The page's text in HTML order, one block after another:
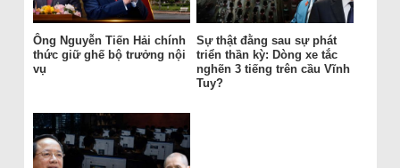
Ông Nguyễn Tiến Hải chính
thức giữ ghế bộ trưởng nội
vụ
Sự thật đằng sau sự phát
triển thần kỳ: Dòng xe tắc
nghẽn 3 tiếng trên cầu Vĩnh
Tuy?